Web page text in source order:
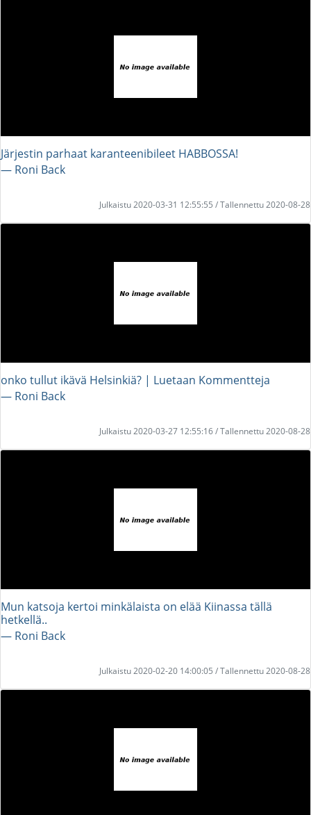
Järjestin parhaat karanteenibileet HABBOSSA!
― Roni Back
Julkaistu 2020-03-31 12:55:55 / Tallennettu 2020-08-28
onko tullut ikävä Helsinkiä? | Luetaan Kommentteja
― Roni Back
Julkaistu 2020-03-27 12:55:16 / Tallennettu 2020-08-28
Mun katsoja kertoi minkälaista on elää Kiinassa tällä
hetkellä..
― Roni Back
Julkaistu 2020-02-20 14:00:05 / Tallennettu 2020-08-28